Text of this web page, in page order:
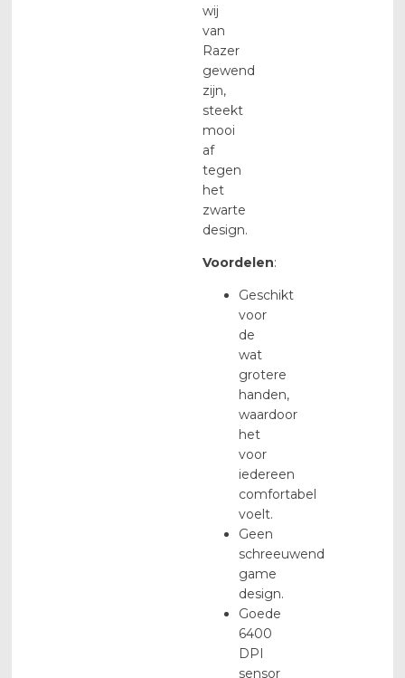
wij
van
Razer
gewend
zijn,
steekt
mooi
af
tegen
het
zwarte
design.
Voordelen:
Geschikt
voor
de
wat
grotere
handen,
waardoor
het
voor
iedereen
comfortabel
voelt.
Geen
schreeuwend
game
design.
Goede
6400
DPI
sensor